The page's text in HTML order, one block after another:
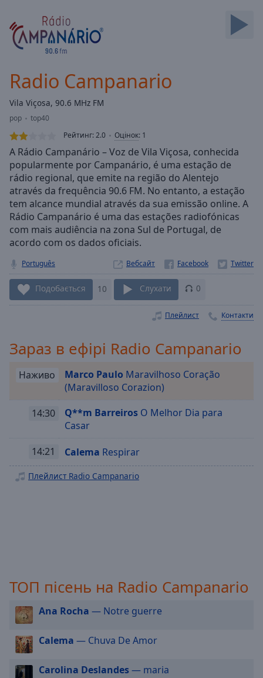
Skip
Forward
Mute
Loaded:
0.00%
Stream
TypeLIVE
live,
currently
behind
liveLIVE
Remaining
Time-
Playback
Rate
Chapters
Descriptions
descriptions
settings
opens
subtitles
in-
Picture
Fullscreen
This
Radio Campanario
Vila Viçosa, 90.6 MHz FM
pop
top40
Рейтинг:2.0 Оцінок: 1
A Rádio Campanário – Voz de Vila Viçosa, conhecida
popularmente por Campanário, é uma estação de
rádio regional, que emite na região do Alentejo
através da frequência 90.6 FM. No entanto, a estação
tem alcance mundial através da sua emissão online. A
Rádio Campanário é uma das estações radiofónicas
com mais audiência na zona Sul de Portugal, de
acordo com os dados oficiais.
Português Вебсайт
Подобається 10 Слухати 0
Плейлист Контакти
Зараз в ефірі Radio Campanario
Наживо Marco Paulo Maravilhoso Coração
(Maravilloso Corazion)
14:30 Q**m Barreiros O Melhor Dia para
Casar
14:21 Calema Respirar
Плейлист Radio Campanario
ТОП пісень на Radio Campanario
Ana Rocha — Notre guerre
Calema — Chuva De Amor
Carolina Deslandes— maria